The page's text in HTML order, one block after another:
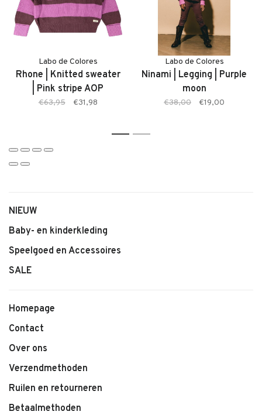
• Zachte, comfortabele stof
• Elastische tailleband
• Mooie, speelse pasvorm
• Geschikt voor dagelijks gebruik en speciale gelegenheden
• Makkelijk te combineren
Labo de Colores
Rhone | Knitted sweater
| Pink stripe AOP
€63,95 €31,98
Labo de Colores
Ninami | Legging | Purple
moon
€38,00 €19,00
1 2
NIEUW
Baby- en kinderkleding
Speelgoed en Accessoires
SALE
Homepage
Contact
Over ons
Verzendmethoden
Ruilen en retourneren
Betaalmethoden